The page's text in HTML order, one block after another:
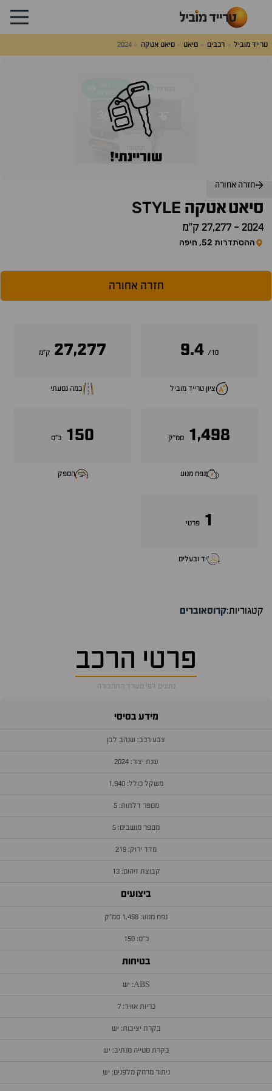
טרייד מוביל רכבים סיאט סיאט אטקה 2024
חזרה אחורה
סיאטאטקה STYLE
2024
- 27,277 ק״מ
ההסתדרות 52, חיפה
חזרה אחורה
שוריינתי!
10/
9.4
ציון טרייד מוביל
27,277 ק״מ
כמה נסעתי
1,498 סמ״ק
נפח מנוע
150 כ״ס
הספק
1 פרטי
יד ובעלים
קטגוריות:קרוסאוברים
פרטי הרכב
נתונים לפי משרד התחבורה
מידע בסיסי
צבע רכב: שנהב לבן
שנת יצור: 2024
משקל כולל: 1,940
מספר דלתות: 5
מספר מושבים: 5
מדד ירוק: 219
קבוצת זיהום: 13
ביצועים
נפח מנוע: 1,498 סמ״ק
כ״ס: 150
בטיחות
ABS: יש
כריות אוויר: 7
בקרת יציבות: יש
בקרת סטייה מנתיב: יש
ניתור מרחק מלפנים: יש